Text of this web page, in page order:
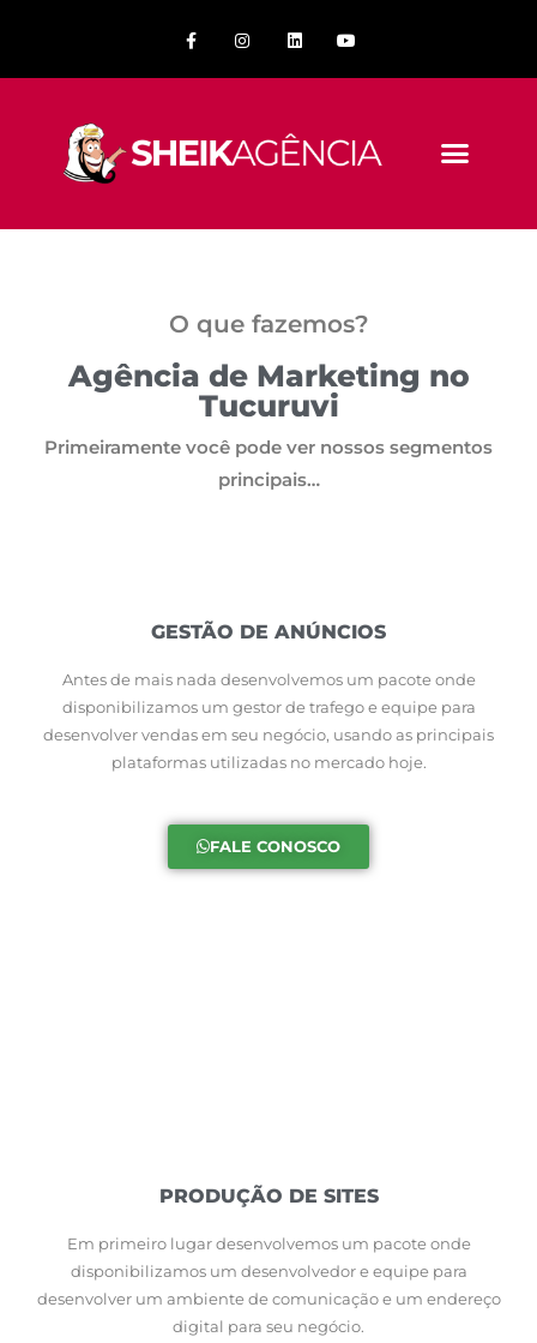
O que fazemos?
Agência de Marketing no
Tucuruvi
Primeiramente você pode ver nossos segmentos
principais…
GESTÃO DE ANÚNCIOS
Antes de mais nada desenvolvemos um pacote onde
disponibilizamos um gestor de trafego e equipe para
desenvolver vendas em seu negócio, usando as principais
plataformas utilizadas no mercado hoje.
FALE CONOSCO
PRODUÇÃO DE SITES
Em primeiro lugar desenvolvemos um pacote onde
disponibilizamos um desenvolvedor e equipe para
desenvolver um ambiente de comunicação e um endereço
digital para seu negócio.